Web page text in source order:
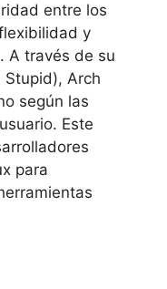
entre los
y
A través de su
Stupid), Arch
según las
Este
para